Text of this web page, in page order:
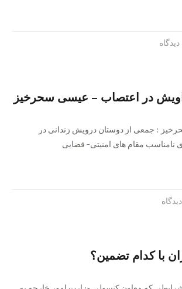
در اعتصاب – عیسی سحرخیز
: جمعی از دوستان درویش زندانی در
نامناسب مقام های امنیتی- قضایی
با کدام تضمین؟